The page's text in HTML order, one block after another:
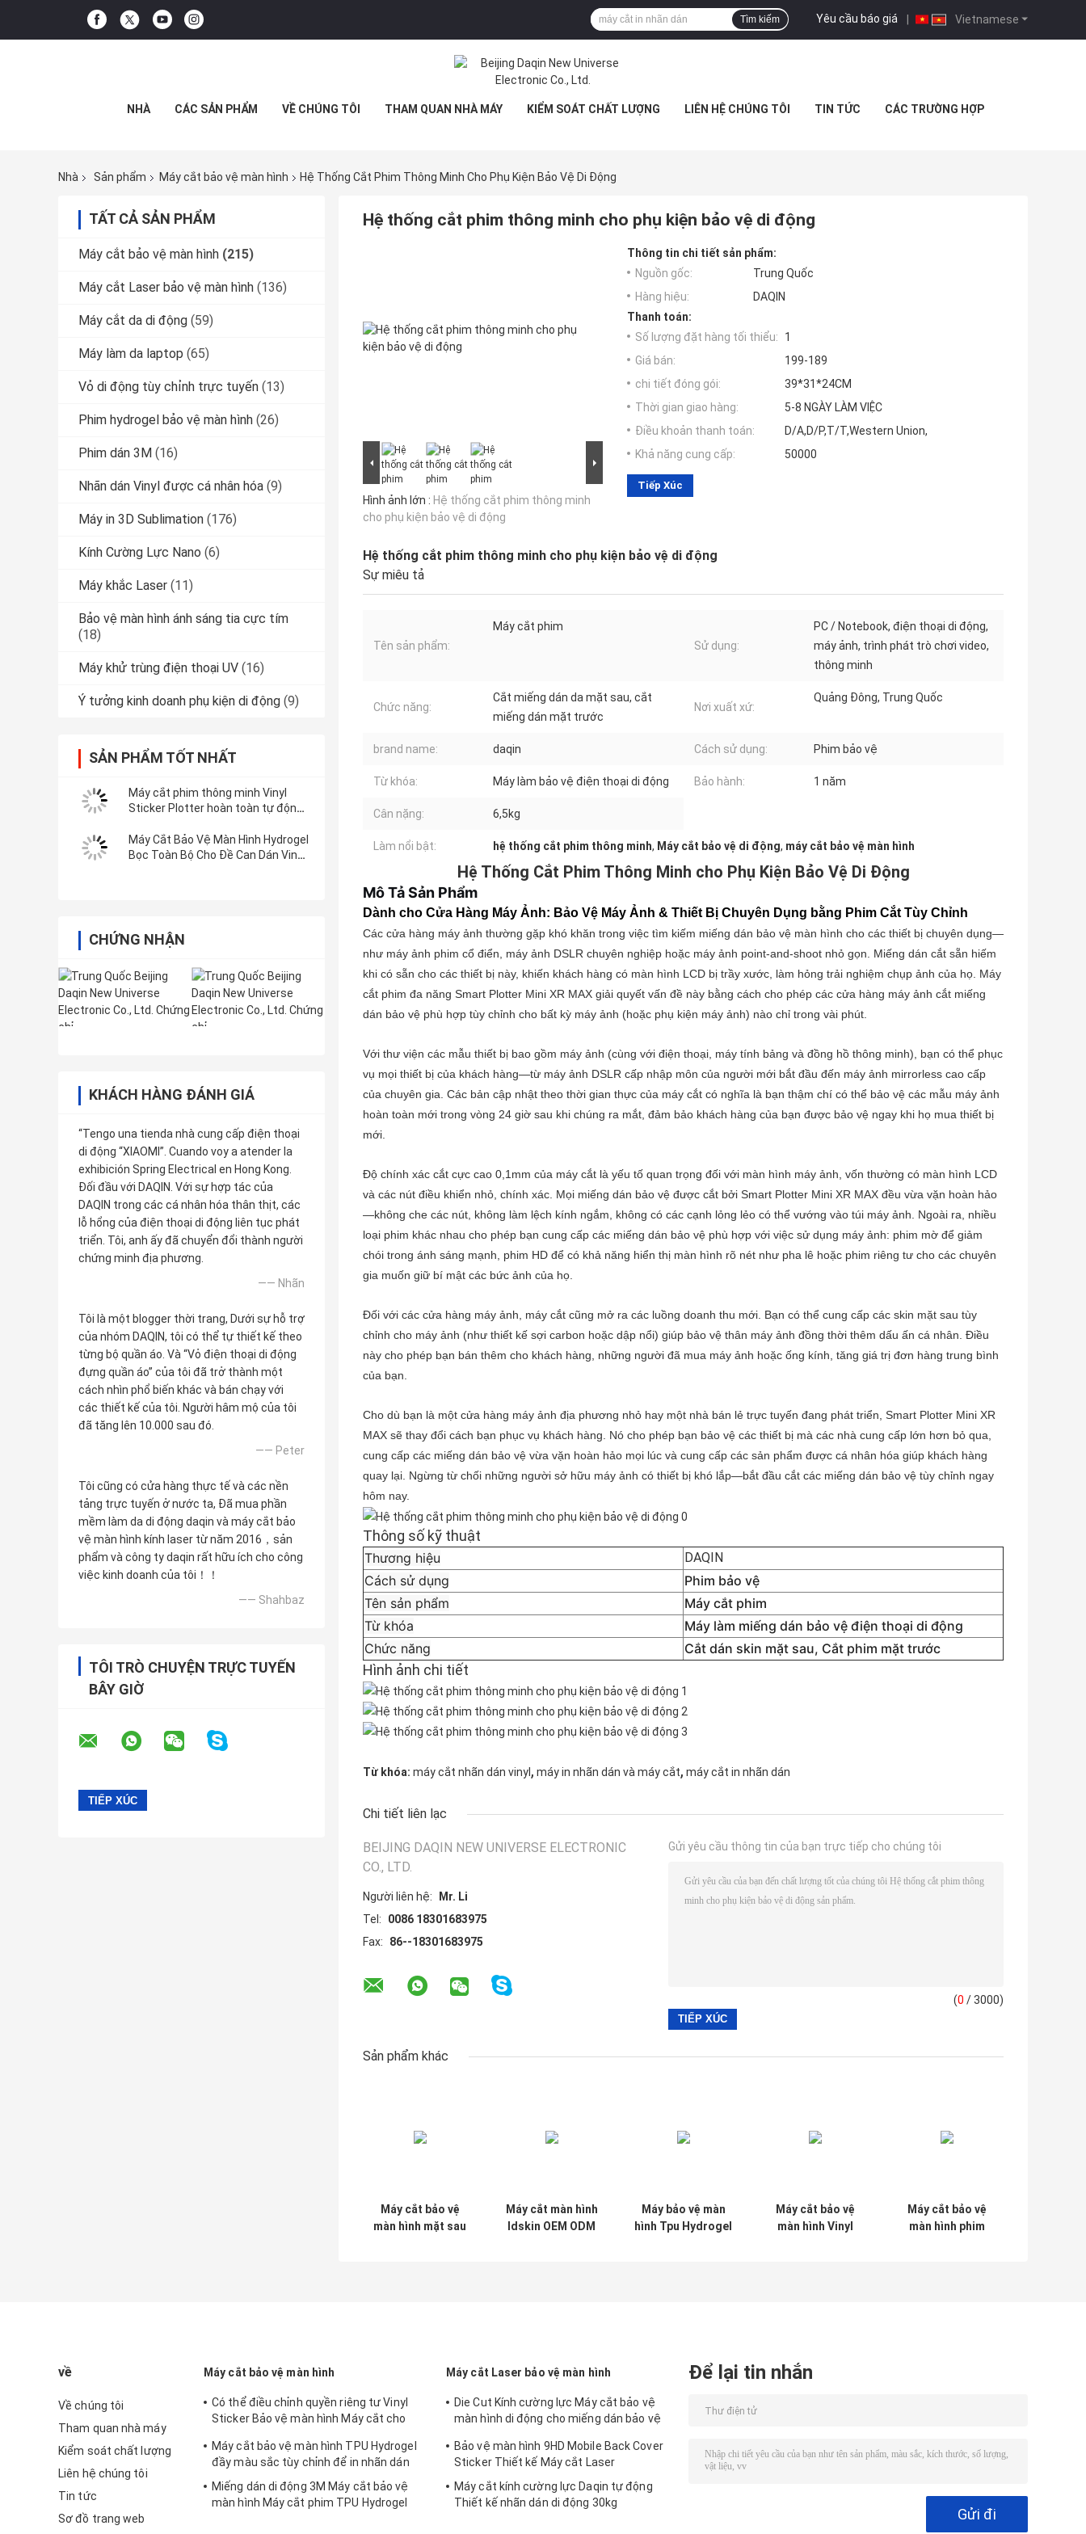
Vietnamese
Yêu cầu báo giá |
Tìm kiếm
NHÀ CÁC SẢN PHẨM VỀ CHÚNG TÔI THAM QUAN NHÀ MÁY KIỂM SOÁT CHẤT LƯỢNG LIÊN HỆ CHÚNG TÔI TIN TỨC CÁC TRƯỜNG HỢP
Nhà Sản phẩm Máy cắt bảo vệ màn hình Hệ Thống Cắt Phim Thông Minh Cho Phụ Kiện Bảo Vệ Di Động
TẤT CẢ SẢN PHẨM
Máy cắt bảo vệ màn hình (215)
Máy cắt Laser bảo vệ màn hình (136)
Máy cắt da di động (59)
Máy làm da laptop (65)
Vỏ di động tùy chỉnh trực tuyến (13)
Phim hydrogel bảo vệ màn hình (26)
Phim dán 3M (16)
Nhãn dán Vinyl được cá nhân hóa (9)
Máy in 3D Sublimation (176)
Kính Cường Lực Nano (6)
Máy khắc Laser (11)
Bảo vệ màn hình ánh sáng tia cực tím
(18)
Máy khử trùng điện thoại UV (16)
Ý tưởng kinh doanh phụ kiện di động (9)
SẢN PHẨM TỐT NHẤT
Máy cắt phim thông minh Vinyl
Sticker Plotter hoàn toàn tự động
Máy Cắt Bảo Vệ Màn Hình Hydrogel
Bọc Toàn Bộ Cho Đề Can Dán Vinyl
CHỨNG NHẬN
KHÁCH HÀNG ĐÁNH GIÁ
“Tengo una tienda nhà cung cấp điện thoại
di động “XIAOMI”. Cuando voy a atender la
exhibición Spring Electrical en Hong Kong.
Đối đầu với DAQIN. Với sự hợp tác của
DAQIN trong các cá nhân hóa thân thịt, các
lỗ hổng của điện thoại di động liên tục phát
triển. Tôi, anh ấy đã chuyển đổi thành người
chứng minh địa phương.
—— Nhãn
Tôi là một blogger thời trang, Dưới sự hỗ trợ
của nhóm DAQIN, tôi có thể tự thiết kế theo
từng bộ quần áo. Và “Vỏ điện thoại di động
đựng quần áo” của tôi đã trở thành một
cách nhìn phổ biến khác và bán chạy với
các thiết kế của tôi. Người hâm mộ của tôi
đã tăng lên 10.000 sau đó.
—— Peter
Tôi cũng có cửa hàng thực tế và các nền
tảng trực tuyến ở nước ta, Đã mua phần
mềm làm da di động daqin và máy cắt bảo
vệ màn hình kính laser từ năm 2016，sản
phẩm và công ty daqin rất hữu ích cho công
việc kinh doanh của tôi！！
—— Shahbaz
TÔI TRÒ CHUYỆN TRỰC TUYẾN
BÂY GIỜ
Hệ thống cắt phim thông minh cho phụ kiện bảo vệ di động
Hình ảnh lớn : Hệ thống cắt phim thông minh
cho phụ kiện bảo vệ di động
Thông tin chi tiết sản phẩm:
Nguồn gốc:
Trung Quốc
Hàng hiệu:
DAQIN
Thanh toán:
Số lượng đặt hàng tối thiểu:
1
Giá bán:
199-189
chi tiết đóng gói:
39*31*24CM
Thời gian giao hàng:
5-8 NGÀY LÀM VIỆC
Điều khoản thanh toán:
D/A,D/P,T/T,Western Union,
Khả năng cung cấp:
50000
Tiếp Xúc
Hệ thống cắt phim thông minh cho phụ kiện bảo vệ di động
Sự miêu tả
Tên sản phẩm:
Máy cắt phim
Sử dụng:
PC / Notebook, điện thoại di động,
máy ảnh, trình phát trò chơi video,
thông minh
Chức năng:
Cắt miếng dán da mặt sau, cắt
miếng dán mặt trước
Nơi xuất xứ:
Quảng Đông, Trung Quốc
brand name: daqin Cách sử dụng: Phim bảo vệ
Từ khóa: Máy làm bảo vệ điện thoại di động Bảo hành: 1 năm
Cân nặng: 6,5kg
Làm nổi bật: hệ thống cắt phim thông minh, Máy cắt bảo vệ di động, máy cắt bảo vệ màn hình
Hệ Thống Cắt Phim Thông Minh cho Phụ Kiện Bảo Vệ Di Động
Mô Tả Sản Phẩm
Dành cho Cửa Hàng Máy Ảnh: Bảo Vệ Máy Ảnh & Thiết Bị Chuyên Dụng bằng Phim Cắt Tùy Chỉnh
Các cửa hàng máy ảnh thường gặp khó khăn trong việc tìm kiếm miếng dán bảo vệ màn hình cho các thiết bị chuyên dụng—
như máy ảnh phim cổ điển, máy ảnh DSLR chuyên nghiệp hoặc máy ảnh point-and-shoot nhỏ gọn. Miếng dán cắt sẵn hiếm
khi có sẵn cho các thiết bị này, khiến khách hàng có màn hình LCD bị trầy xước, làm hỏng trải nghiệm chụp ảnh của họ. Máy
cắt phim đa năng Smart Plotter Mini XR MAX giải quyết vấn đề này bằng cách cho phép các cửa hàng máy ảnh cắt miếng
dán bảo vệ phù hợp tùy chỉnh cho bất kỳ máy ảnh (hoặc phụ kiện máy ảnh) nào chỉ trong vài phút.
Với thư viện các mẫu thiết bị bao gồm máy ảnh (cùng với điện thoại, máy tính bảng và đồng hồ thông minh), bạn có thể phục
vụ mọi thiết bị của khách hàng—từ máy ảnh DSLR cấp nhập môn của người mới bắt đầu đến máy ảnh mirrorless cao cấp
của chuyên gia. Các bản cập nhật theo thời gian thực của máy cắt có nghĩa là bạn thậm chí có thể bảo vệ các mẫu máy ảnh
hoàn toàn mới trong vòng 24 giờ sau khi chúng ra mắt, đảm bảo khách hàng của bạn được bảo vệ ngay khi họ mua thiết bị
mới.
Độ chính xác cắt cực cao 0,1mm của máy cắt là yếu tố quan trọng đối với màn hình máy ảnh, vốn thường có màn hình LCD
và các nút điều khiển nhỏ, chính xác. Mọi miếng dán bảo vệ được cắt bởi Smart Plotter Mini XR MAX đều vừa vặn hoàn hảo
—không che các nút, không làm lệch kính ngắm, không có các cạnh lỏng lẻo có thể vướng vào túi máy ảnh. Ngoài ra, nhiều
loại phim khác nhau cho phép bạn cung cấp các miếng dán bảo vệ phù hợp với việc sử dụng máy ảnh: phim mờ để giảm
chói trong ánh sáng mạnh, phim HD để có khả năng hiển thị màn hình rõ nét như pha lê hoặc phim riêng tư cho các chuyên
gia muốn giữ bí mật các bức ảnh của họ.
Đối với các cửa hàng máy ảnh, máy cắt cũng mở ra các luồng doanh thu mới. Bạn có thể cung cấp các skin mặt sau tùy
chỉnh cho máy ảnh (như thiết kế sợi carbon hoặc dập nổi) giúp bảo vệ thân máy ảnh đồng thời thêm dấu ấn cá nhân. Điều
này cho phép bạn bán thêm cho khách hàng, những người đã mua máy ảnh hoặc ống kính, tăng giá trị đơn hàng trung bình
của bạn.
Cho dù bạn là một cửa hàng máy ảnh địa phương nhỏ hay một nhà bán lẻ trực tuyến đang phát triển, Smart Plotter Mini XR
MAX sẽ thay đổi cách bạn phục vụ khách hàng. Nó cho phép bạn bảo vệ các thiết bị mà các nhà cung cấp lớn hơn bỏ qua,
cung cấp các miếng dán bảo vệ vừa vặn hoàn hảo mọi lúc và cung cấp các sản phẩm được cá nhân hóa giúp khách hàng
quay lại. Ngừng từ chối những người sở hữu máy ảnh có thiết bị khó lắp—bắt đầu cắt các miếng dán bảo vệ tùy chỉnh ngay
hôm nay.
Thông số kỹ thuật
Thương hiệu DAQIN
Cách sử dụng
Phim bảo vệ
Tên sản phẩm
Máy cắt phim
Từ khóa
Máy làm miếng dán bảo vệ điện thoại di động
Chức năng
Cắt dán skin mặt sau, Cắt phim mặt trước
Hình ảnh chi tiết
Từ khóa: máy cắt nhãn dán vinyl , máy in nhãn dán và máy cắt, máy cắt in nhãn dán
Chi tiết liên lạc
BEIJING DAQIN NEW UNIVERSE ELECTRONIC
CO., LTD.
Người liên hệ:
Mr. Li
Tel:
0086 18301683975
Fax:
86--18301683975
Gửi yêu cầu thông tin của bạn trực tiếp cho chúng tôi
(0 / 3000)
Sản phẩm khác
Máy cắt bảo vệ
màn hình mặt sau
Máy cắt màn hình
Idskin OEM ODM
Máy bảo vệ màn
hình Tpu Hydrogel
Máy cắt bảo vệ
màn hình Vinyl
Máy cắt bảo vệ
màn hình phim
về
Về chúng tôi
Tham quan nhà máy
Kiểm soát chất lượng
Liên hệ chúng tôi
Tin tức
Sơ đồ trang web
Máy cắt bảo vệ màn hình
Có thể điều chỉnh quyền riêng tư Vinyl
Sticker Bảo vệ màn hình Máy cắt cho
Máy cắt bảo vệ màn hình TPU Hydrogel
đầy màu sắc tùy chỉnh để in nhãn dán
Miếng dán di động 3M Máy cắt bảo vệ
màn hình Máy cắt phim TPU Hydrogel
Máy cắt Laser bảo vệ màn hình
Die Cut Kính cường lực Máy cắt bảo vệ
màn hình di động cho miếng dán bảo vệ
Bảo vệ màn hình 9HD Mobile Back Cover
Sticker Thiết kế Máy cắt Laser
Máy cắt kính cường lực Daqin tự động
Thiết kế nhãn dán di động 30kg
Để lại tin nhắn